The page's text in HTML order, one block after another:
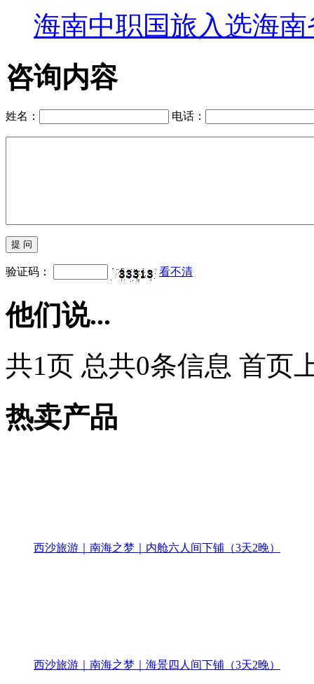
海南中职国旅入选海
咨询内容
姓名： 电话：
验证码： 看不清
他们说...
共1页 总共0条信息 首页
热卖产品
西沙旅游｜南海之梦｜内舱六人间下铺（3天2晚）
西沙旅游｜南海之梦｜海景四人间下铺（3天2晚）